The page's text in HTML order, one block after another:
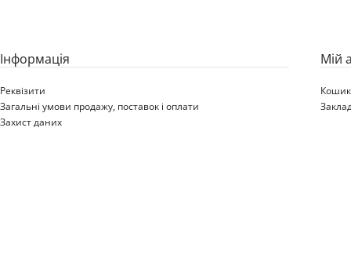
Iнформація
Реквізити
Загальні умови продажу, поставок і оплати
Захист даних
Мій
Кошик